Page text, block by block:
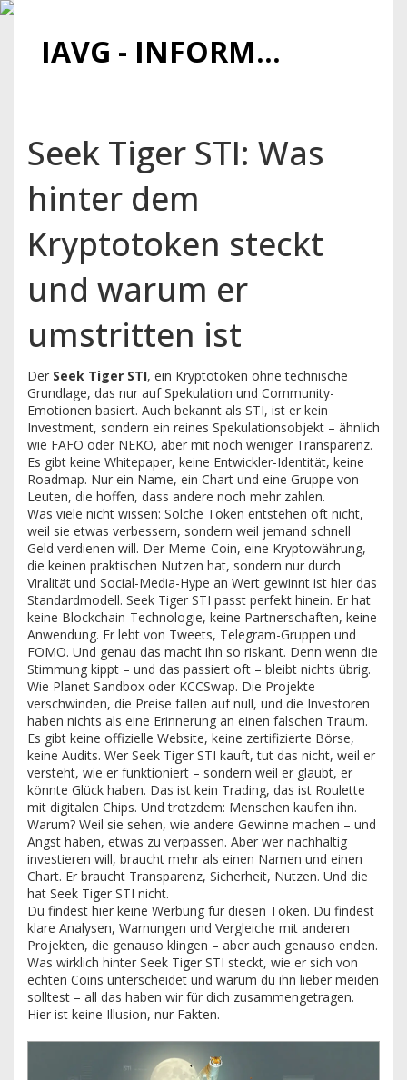
IAVG - INFORMATIONSARCHIV FÜR VIRTUELLE GELDER
Seek Tiger STI: Was
hinter dem
Kryptotoken steckt
und warum er
umstritten ist
Der Seek Tiger STI, ein Kryptotoken ohne technische
Grundlage, das nur auf Spekulation und Community-
Emotionen basiert. Auch bekannt als STI, ist er kein
Investment, sondern ein reines Spekulationsobjekt – ähnlich
wie FAFO oder NEKO, aber mit noch weniger Transparenz.
Es gibt keine Whitepaper, keine Entwickler-Identität, keine
Roadmap. Nur ein Name, ein Chart und eine Gruppe von
Leuten, die hoffen, dass andere noch mehr zahlen.
Was viele nicht wissen: Solche Token entstehen oft nicht,
weil sie etwas verbessern, sondern weil jemand schnell
Geld verdienen will. Der Meme-Coin, eine Kryptowährung,
die keinen praktischen Nutzen hat, sondern nur durch
Viralität und Social-Media-Hype an Wert gewinnt ist hier das
Standardmodell. Seek Tiger STI passt perfekt hinein. Er hat
keine Blockchain-Technologie, keine Partnerschaften, keine
Anwendung. Er lebt von Tweets, Telegram-Gruppen und
FOMO. Und genau das macht ihn so riskant. Denn wenn die
Stimmung kippt – und das passiert oft – bleibt nichts übrig.
Wie Planet Sandbox oder KCCSwap. Die Projekte
verschwinden, die Preise fallen auf null, und die Investoren
haben nichts als eine Erinnerung an einen falschen Traum.
Es gibt keine offizielle Website, keine zertifizierte Börse,
keine Audits. Wer Seek Tiger STI kauft, tut das nicht, weil er
versteht, wie er funktioniert – sondern weil er glaubt, er
könnte Glück haben. Das ist kein Trading, das ist Roulette
mit digitalen Chips. Und trotzdem: Menschen kaufen ihn.
Warum? Weil sie sehen, wie andere Gewinne machen – und
Angst haben, etwas zu verpassen. Aber wer nachhaltig
investieren will, braucht mehr als einen Namen und einen
Chart. Er braucht Transparenz, Sicherheit, Nutzen. Und die
hat Seek Tiger STI nicht.
Du findest hier keine Werbung für diesen Token. Du findest
klare Analysen, Warnungen und Vergleiche mit anderen
Projekten, die genauso klingen – aber auch genauso enden.
Was wirklich hinter Seek Tiger STI steckt, wie er sich von
echten Coins unterscheidet und warum du ihn lieber meiden
solltest – all das haben wir für dich zusammengetragen.
Hier ist keine Illusion, nur Fakten.